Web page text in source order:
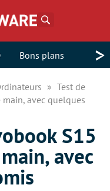
Bons plans >
Test de
main, avec quelques
S15
avec